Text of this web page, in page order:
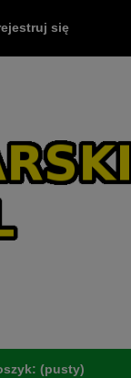
się
(pusty)